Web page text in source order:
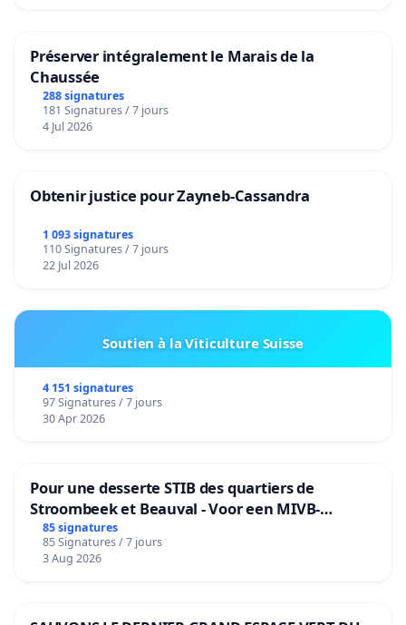
Préserver intégralement le Marais de la
Chaussée
288 signatures
181 Signatures / 7 jours
4 Jul 2026
Obtenir justice pour Zayneb-Cassandra
1 093 signatures
110 Signatures / 7 jours
22 Jul 2026
Soutien à la Viticulture Suisse
4 151 signatures
97 Signatures / 7 jours
30 Apr 2026
Pour une desserte STIB des quartiers de
Stroombeek et Beauval - Voor een MIVB-
bediening van de wijken Strombeek en Het
Voor
85 signatures
85 Signatures / 7 jours
3 Aug 2026